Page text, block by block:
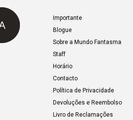
Importante
Blogue
Sobre a Mundo Fantasma
Staff
Horário
Contacto
Política de Privacidade
Devoluções e Reembolso
Livro de Reclamações